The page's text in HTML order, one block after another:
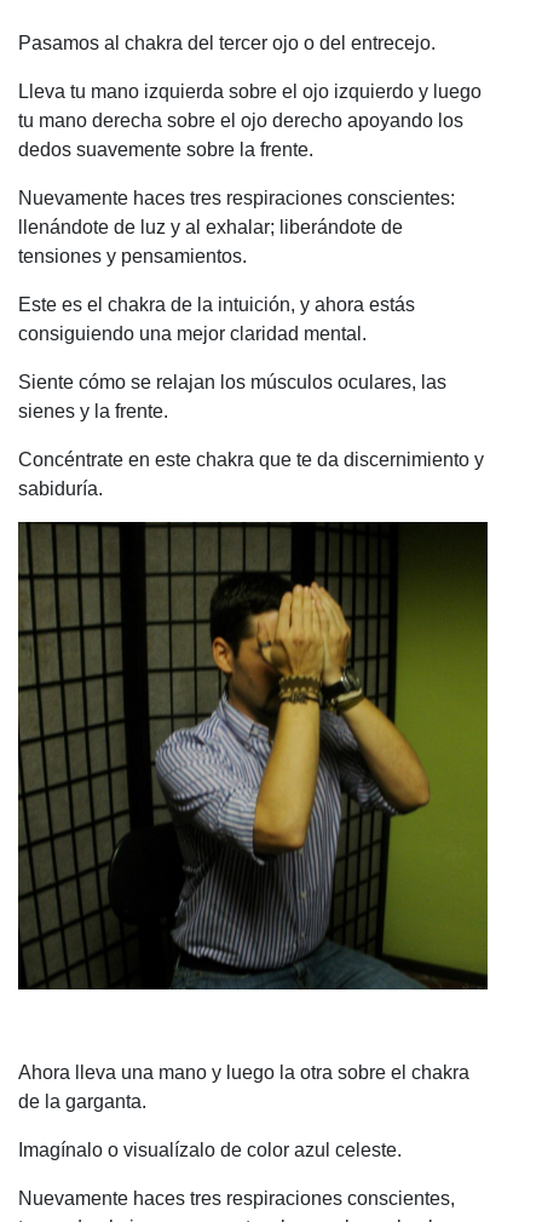
Pasamos al chakra del tercer ojo o del entrecejo.
Lleva tu mano izquierda sobre el ojo izquierdo y luego
tu mano derecha sobre el ojo derecho apoyando los
dedos suavemente sobre la frente.
Nuevamente haces tres respiraciones conscientes:
llenándote de luz y al exhalar; liberándote de
tensiones y pensamientos.
Este es el chakra de la intuición, y ahora estás
consiguiendo una mejor claridad mental.
Siente cómo se relajan los músculos oculares, las
sienes y la frente.
Concéntrate en este chakra que te da discernimiento y
sabiduría.
Ahora lleva una mano y luego la otra sobre el chakra
de la garganta.
Imagínalo o visualízalo de color azul celeste.
Nuevamente haces tres respiraciones conscientes,